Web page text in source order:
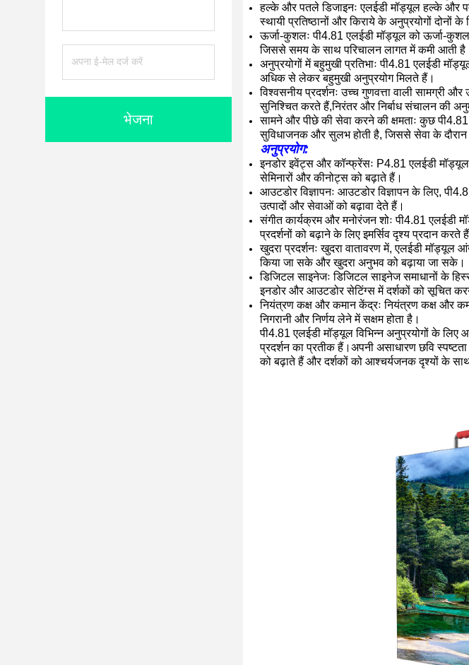
भेजना
हल्के और पतले डिजाइनः एलईडी मॉड्यूल हल्के और
स्थायी प्रतिष्ठानों और किराये के अनुप्रयोगों दोनों के
ऊर्जा-कुशलः पी4.81 एलईडी मॉड्यूल को ऊर्जा-
जिससे समय के साथ परिचालन लागत में कमी आती
अनुप्रयोगों में बहुमुखी प्रतिभाः पी4.81 एलईडी
अधिक से लेकर बहुमुखी अनुप्रयोग मिलते हैं।
विश्वसनीय प्रदर्शनः उच्च गुणवत्ता वाली सामग्री
सुनिश्चित करते हैं,निरंतर और निर्बाध संचालन की
सामने और पीछे की सेवा करने की क्षमताः कुछ
सुविधाजनक और सुलभ होती है, जिससे सेवा के दौरान
अनुप्रयोग:
इनडोर इवेंट्स और कॉन्फ्रेंसः P4.81 एलईडी
सेमिनारों और कीनोट्स को बढ़ाते हैं।
आउटडोर विज्ञापनः आउटडोर विज्ञापन के लिए,
उत्पादों और सेवाओं को बढ़ावा देते हैं।
संगीत कार्यक्रम और मनोरंजन शोः पी4.81 एलईडी
प्रदर्शनों को बढ़ाने के लिए इमर्सिव दृश्य प्रदान करते
खुदरा प्रदर्शनः खुदरा वातावरण में, एलईडी मॉड्यूल
किया जा सके और खुदरा अनुभव को बढ़ाया जा सके।
डिजिटल साइनेजः डिजिटल साइनेज समाधानों के
इनडोर और आउटडोर सेटिंग्स में दर्शकों को सूचित
नियंत्रण कक्ष और कमान केंद्रः नियंत्रण कक्ष और
निगरानी और निर्णय लेने में सक्षम होता है।
पी4.81 एलईडी मॉड्यूल विभिन्न अनुप्रयोगों के
प्रदर्शन का प्रतीक हैं।अपनी असाधारण छवि
को बढ़ाते हैं और दर्शकों को आश्चर्यजनक दृश्यों के